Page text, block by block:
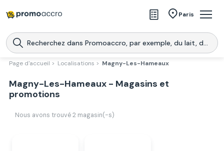
Paris
Magasins
Produits
Télécharge l’application
Promoaccro
Télécharger
Page d'accueil > Localisations > Magny-Les-Hameaux
Magny-Les-Hameaux - Magasins et
promotions
Nous avons trouvé 2 magasin(-s)